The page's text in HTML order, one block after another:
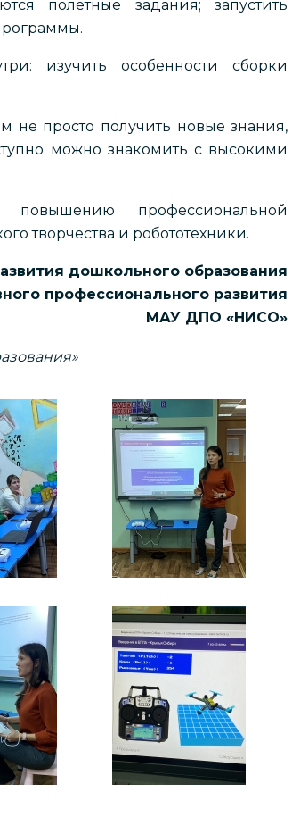
полётные задания; запустить
изучить особенности сборки
не просто получить новые знания,
можно знакомить с высокими
повышению профессиональной
творчества и робототехники.
дошкольного образования
профессионального развития
МАУ ДПО «НИСО»